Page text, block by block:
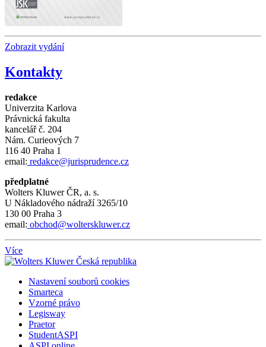
Zobrazit vydání
Kontakty
redakce
Univerzita Karlova
Právnická fakulta
kancelář č. 204
Nám. Curieových 7
116 40 Praha 1
email: redakce@jurisprudence.cz
předplatné
Wolters Kluwer ČR, a. s.
U Nákladového nádraží 3265/10
130 00 Praha 3
email: obchod@wolterskluwer.cz
Více
Nastavení souborů cookies
Smarteca
Vzorné právo
Legisway
Praetor
StudentASPI